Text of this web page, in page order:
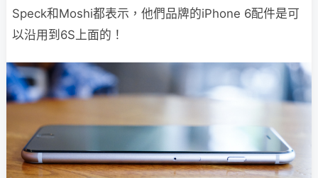
Speck和Moshi都表示，他們品牌的iPhone 6配件是可
以沿用到6S上面的！